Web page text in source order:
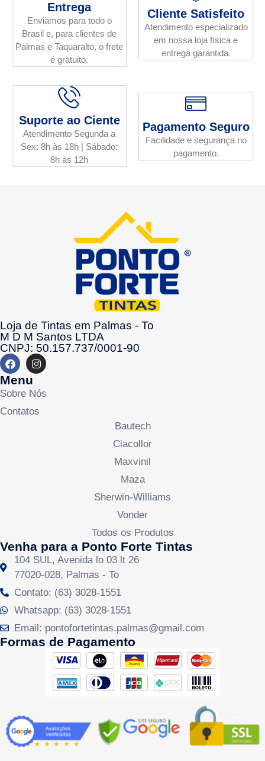
Entrega
Enviamos para todo o
Brasil e, para clientes de
Palmas e Taquaralto, o frete
é gratuito.
Cliente Satisfeito
Atendimento especializado
em nossa loja física e
entrega garantida.
Suporte ao Ciente
Atendimento Segunda a
Sex: 8h às 18h | Sábado:
8h às 12h
Pagamento Seguro
Facilidade e segurança no
pagamento.
Loja de Tintas em Palmas - To
M D M Santos LTDA
CNPJ: 50.157.737/0001-90
Menu
Sobre Nós
Contatos
Bautech
Ciacollor
Maxvinil
Maza
Sherwin-Williams
Vonder
Todos os Produtos
Venha para a Ponto Forte Tintas
104 SUL, Avenida lo 03 lt 26
77020-028, Palmas - To
Contato: (63) 3028-1551
Whatsapp: (63) 3028-1551
Email: pontofortetintas.palmas@gmail.com
Formas de Pagamento